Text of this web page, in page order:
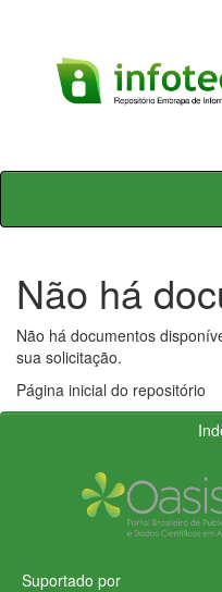
Skip
Não há
Não há documentos
sua solicitação.
Página inicial do repositório
Suportado por